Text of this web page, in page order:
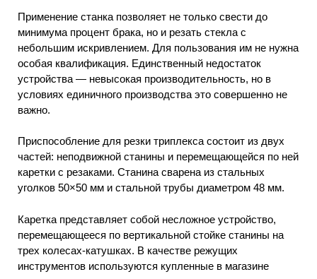
Применение станка позволяет не только свести до
минимума процент брака, но и резать стекла с
небольшим искривлением. Для пользования им не нужна
особая квалификация. Единственный недостаток
устройства — невысокая производительность, но в
условиях единичного производства это совершенно не
важно.
Приспособление для резки триплекса состоит из двух
частей: неподвижной станины и перемещающейся по ней
каретки с резаками. Станина сварена из стальных
уголков 50×50 мм и стальной трубы диаметром 48 мм.
Каретка представляет собой несложное устройство,
перемещающееся по вертикальной стойке станины на
трех колесах-катушках. В качестве режущих
инструментов используются купленные в магазине